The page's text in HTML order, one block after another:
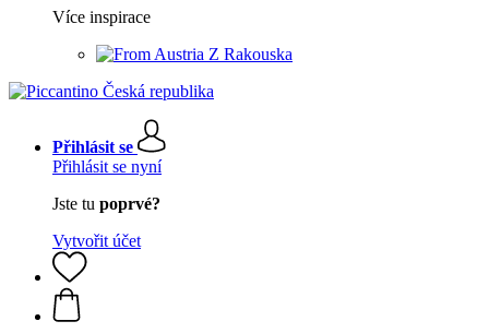
Více inspirace
Z Rakouska
Přihlásit se
Přihlásit se nyní
Jste tu poprvé?
Vytvořit účet